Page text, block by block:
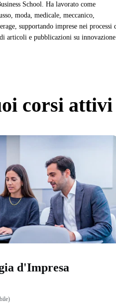
School. Ha lavorato come
moda, medicale, meccanico,
supportando imprese nei processi
articoli e pubblicazioni su innovazione
corsi attivi
d'Impresa